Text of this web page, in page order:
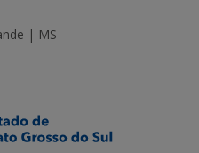
| MS